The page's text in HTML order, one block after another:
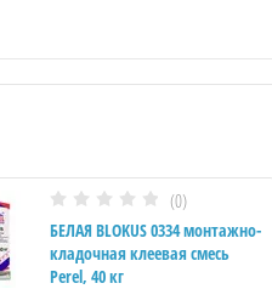
(0)
БЕЛАЯ BLOKUS 0334 монтажно-
кладочная клеевая смесь
Perel, 40 кг